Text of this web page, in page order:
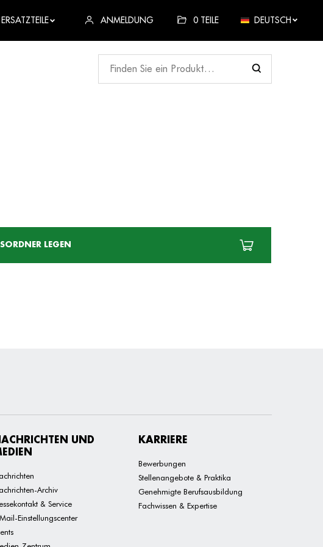
ERSATZTEILE ANMELDUNG 0 TEILE DEUTSCH
LEGEN
UND
Archiv
& Service
Einstellungscenter
KARRIERE
Bewerbungen
Stellenangebote & Praktika
Genehmigte Berufsausbildung
Fachwissen & Expertise